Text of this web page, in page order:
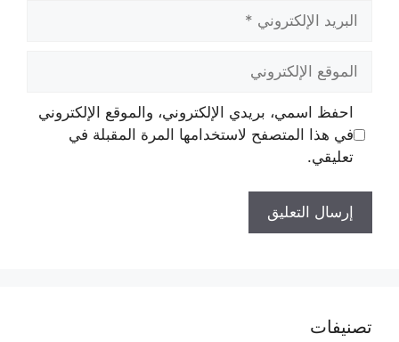
البريد
الإلكتروني
الموقع
الإلكتروني
احفظ اسمي، بريدي الإلكتروني، والموقع الإلكتروني
في هذا المتصفح لاستخدامها المرة المقبلة في
تعليقي.
تصنيفات